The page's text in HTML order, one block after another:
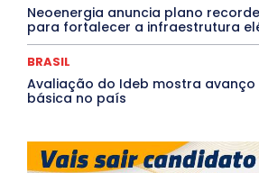
Neoenergia anuncia plano recorde
para fortalecer a infraestrutura
BRASIL
Avaliação do Ideb mostra
básica no país